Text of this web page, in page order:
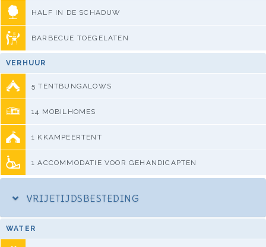
HALF IN DE SCHADUW
BARBECUE TOEGELATEN
VERHUUR
5 TENTBUNGALOWS
14 MOBILHOMES
1 KKAMPEERTENT
1 ACCOMMODATIE VOOR GEHANDICAPTEN
VRIJETIJDSBESTEDING
WATER